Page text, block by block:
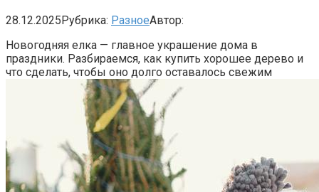
28.12.2025Рубрика: РазноеАвтор:
Новогодняя елка — главное украшение дома в
праздники. Разбираемся, как купить хорошее дерево и
что сделать, чтобы оно долго оставалось свежим